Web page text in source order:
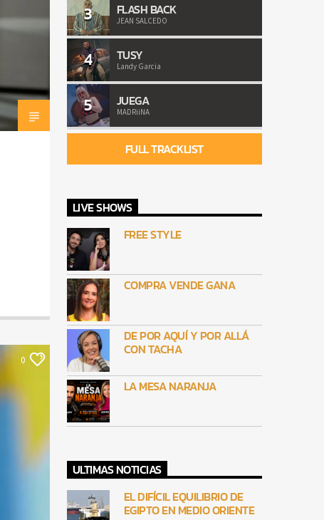
0
3 FLASH BACK
JEAN SALCEDO
4 TUSY
Landy Garcia
5 JUEGA
MADRiiNA
FULL TRACKLIST
LIVE SHOWS
FREE STYLE
COMPRA VENDE GANA
DE POR AQUÍ Y POR ALLÁ
CON TACHA
LA MESA NARANJA
ULTIMAS NOTICIAS
EL DIFÍCIL EQUILIBRIO DE
EGIPTO EN MEDIO ORIENTE